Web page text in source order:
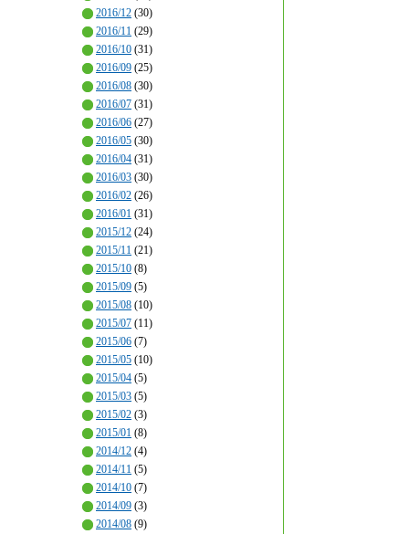
2016/12 (30)
2016/11 (29)
2016/10 (31)
2016/09 (25)
2016/08 (30)
2016/07 (31)
2016/06 (27)
2016/05 (30)
2016/04 (31)
2016/03 (30)
2016/02 (26)
2016/01 (31)
2015/12 (24)
2015/11 (21)
2015/10 (8)
2015/09 (5)
2015/08 (10)
2015/07 (11)
2015/06 (7)
2015/05 (10)
2015/04 (5)
2015/03 (5)
2015/02 (3)
2015/01 (8)
2014/12 (4)
2014/11 (5)
2014/10 (7)
2014/09 (3)
2014/08 (9)